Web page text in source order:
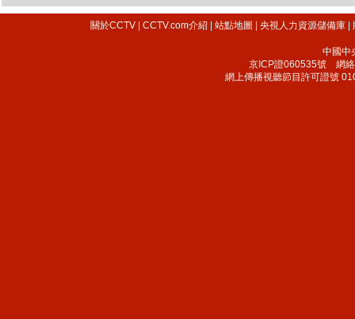
關於CCTV |CCTV.com介紹 |站點地圖 |央視人力資源儲備庫 |
中國中
京ICP證060535號 網絡
網上傳播視聽節目許可證號